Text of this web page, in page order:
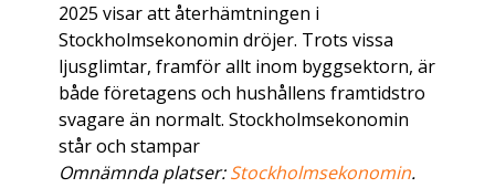
2025 visar att återhämtningen i
Stockholmsekonomin dröjer. Trots vissa
ljusglimtar, framför allt inom byggsektorn, är
både företagens och hushållens framtidstro
svagare än normalt. Stockholmsekonomin
står och stampar
Omnämnda platser:Stockholmsekonomin.